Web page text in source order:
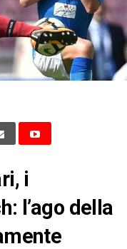
i
l’ago della